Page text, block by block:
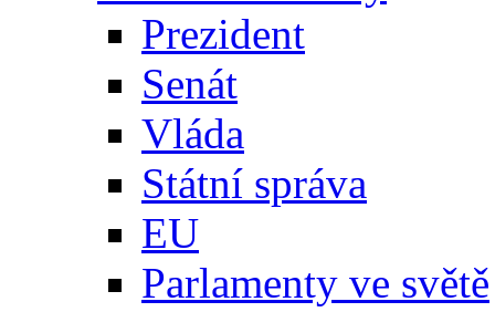
Prezident
Senát
Vláda
Státní správa
EU
Parlamenty ve světě